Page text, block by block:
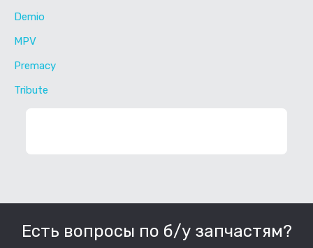
Demio
MPV
Premacy
Tribute
Есть вопросы по б/у запчастям?